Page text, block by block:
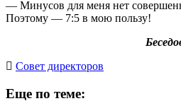
— Минусов для меня нет
Поэтому — 7:5 в мою пользу!
Cовет директоров
Еще по теме: